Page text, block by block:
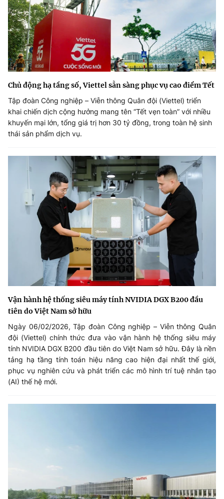
Chủ động hạ tầng số, Viettel sẵn sàng phục vụ cao điểm Tết
Tập đoàn Công nghiệp – Viễn thông Quân đội (Viettel) triển
khai chiến dịch cộng hưởng mang tên “Tết vẹn toàn” với nhiều
khuyến mại lớn, tổng giá trị hơn 30 tỷ đồng, trong toàn hệ sinh
thái sản phẩm dịch vụ.
Vận hành hệ thống siêu máy tính NVIDIA DGX B200 đầu
tiên do Việt Nam sở hữu
Ngày 06/02/2026, Tập đoàn Công nghiệp – Viễn thông Quân
đội (Viettel) chính thức đưa vào vận hành hệ thống siêu máy
tính NVIDIA DGX B200 đầu tiên do Việt Nam sở hữu. Đây là nền
tảng hạ tầng tính toán hiệu năng cao hiện đại nhất thế giới,
phục vụ nghiên cứu và phát triển các mô hình trí tuệ nhân tạo
(AI) thế hệ mới.